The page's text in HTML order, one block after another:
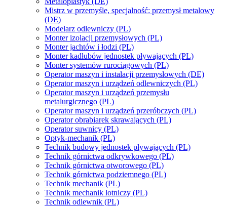
Mistrz w przemyśle, specjalność: przemysł metalowy
(DE)
Modelarz odlewniczy (PL)
Monter izolacji przemysłowych (PL)
Monter jachtów i łodzi (PL)
Monter kadłubów jednostek pływających (PL)
Monter systemów rurociągowych (PL)
Operator maszyn i instalacji przemysłowych (DE)
Operator maszyn i urządzeń odlewniczych (PL)
Operator maszyn i urządzeń przemysłu
metalurgicznego (PL)
Operator maszyn i urządzeń przeróbczych (PL)
Operator obrabiarek skrawających (PL)
Operator suwnicy (PL)
Optyk-mechanik (PL)
Technik budowy jednostek pływających (PL)
Technik górnictwa odkrywkowego (PL)
Technik górnictwa otworowego (PL)
Technik górnictwa podziemnego (PL)
Technik mechanik (PL)
Technik mechanik lotniczy (PL)
Technik odlewnik (PL)